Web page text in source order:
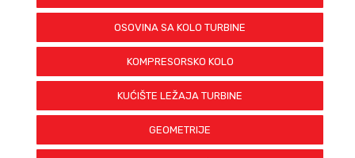
OSOVINA SA KOLO TURBINE
KOMPRESORSKO KOLO
KUĆIŠTE LEŽAJA TURBINE
GEOMETRIJE